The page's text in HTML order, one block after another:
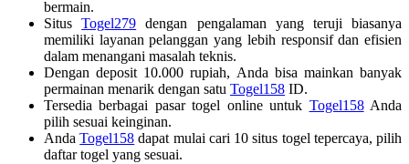
bermain.
SitusTogel279 dengan pengalaman yang teruji biasanya
memiliki layanan pelanggan yang lebih responsif dan efisien
dalam menangani masalah teknis.
Dengan deposit 10.000 rupiah, Anda bisa mainkan banyak
permainan menarik dengan satu Togel158 ID.
Tersedia berbagai pasar togel online untuk Togel158Anda
pilih sesuai keinginan.
AndaTogel158 dapat mulai cari 10 situs togel tepercaya, pilih
daftar togel yang sesuai.